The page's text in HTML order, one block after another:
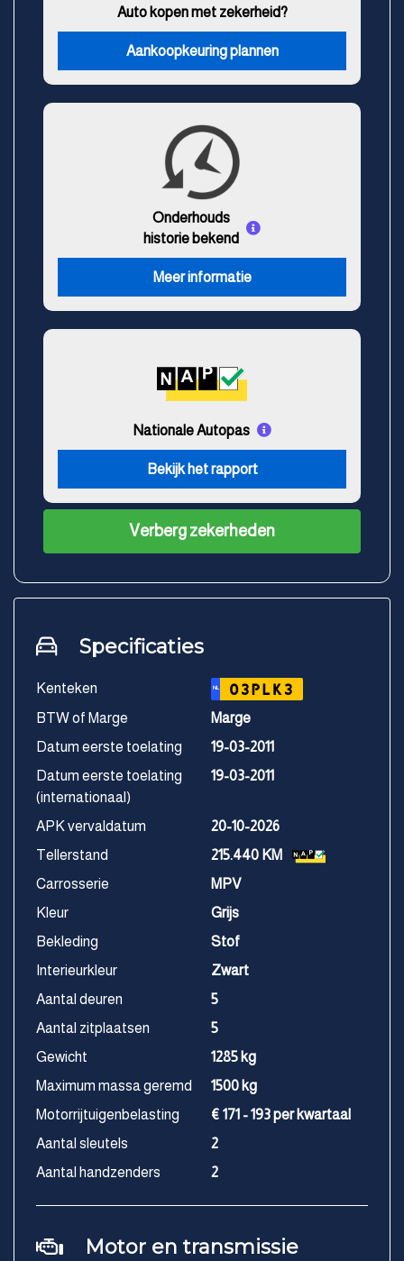
Auto kopen met zekerheid?
Aankoopkeuring plannen
Onderhouds
historie bekend
Meer informatie
Nationale Autopas
Bekijk het rapport
Verberg zekerheden
Specificaties
Kenteken NL 03PLK3
BTW of Marge
Marge
Datum eerste toelating
19-03-2011
Datum eerste toelating
(internationaal)
19-03-2011
APK vervaldatum
20-10-2026
Tellerstand
215.440 KM
Carrosserie
MPV
Kleur
Grijs
Bekleding
Stof
Interieurkleur
Zwart
Aantal deuren
5
Aantal zitplaatsen
5
Gewicht
1285 kg
Maximum massa geremd
1500 kg
Motorrijtuigenbelasting
€ 171 - 193 per kwartaal
Aantal sleutels
2
Aantal handzenders
2
Motor en transmissie